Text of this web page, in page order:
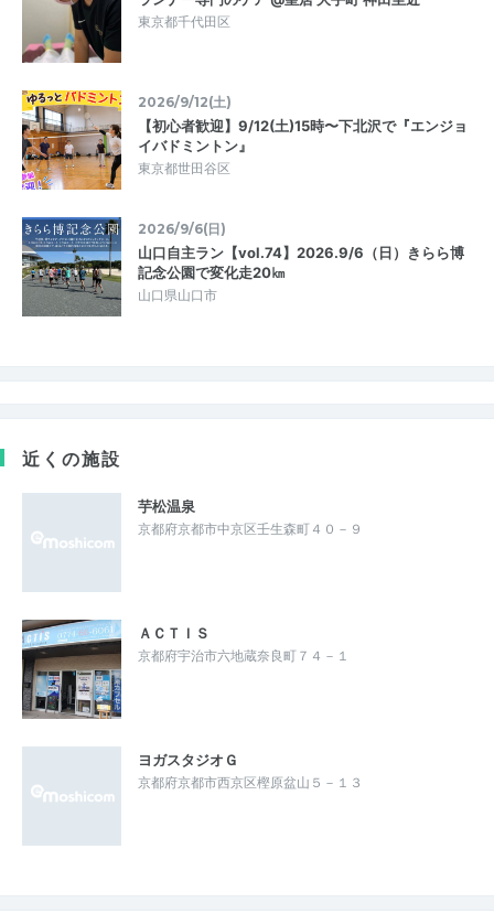
東京都千代田区
2026/9/12(土)
【初心者歓迎】9/12(土)15時〜下北沢で『エンジョ
イバドミントン』
東京都世田谷区
2026/9/6(日)
山口自主ラン【vol.74】2026.9/6（日）きらら博
記念公園で変化走20㎞
山口県山口市
近くの施設
芋松温泉
京都府京都市中京区壬生森町４０－９
ＡＣＴＩＳ
京都府宇治市六地蔵奈良町７４－１
ヨガスタジオＧ
京都府京都市西京区樫原盆山５－１３